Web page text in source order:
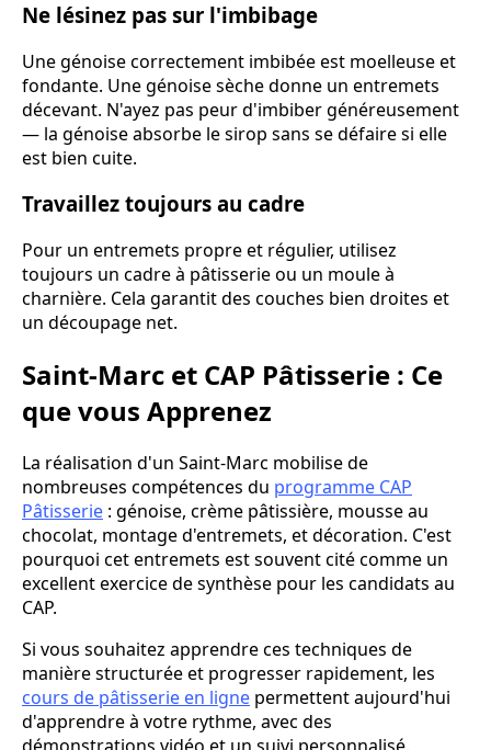
Ne lésinez pas sur l'imbibage
Une génoise correctement imbibée est moelleuse et
fondante. Une génoise sèche donne un entremets
décevant. N'ayez pas peur d'imbiber généreusement
— la génoise absorbe le sirop sans se défaire si elle
est bien cuite.
Travaillez toujours au cadre
Pour un entremets propre et régulier, utilisez
toujours un cadre à pâtisserie ou un moule à
charnière. Cela garantit des couches bien droites et
un découpage net.
Saint-Marc et CAP Pâtisserie : Ce
que vous Apprenez
La réalisation d'un Saint-Marc mobilise de
nombreuses compétences du programme CAP
Pâtisserie : génoise, crème pâtissière, mousse au
chocolat, montage d'entremets, et décoration. C'est
pourquoi cet entremets est souvent cité comme un
excellent exercice de synthèse pour les candidats au
CAP.
Si vous souhaitez apprendre ces techniques de
manière structurée et progresser rapidement, les
cours de pâtisserie en ligne permettent aujourd'hui
d'apprendre à votre rythme, avec des